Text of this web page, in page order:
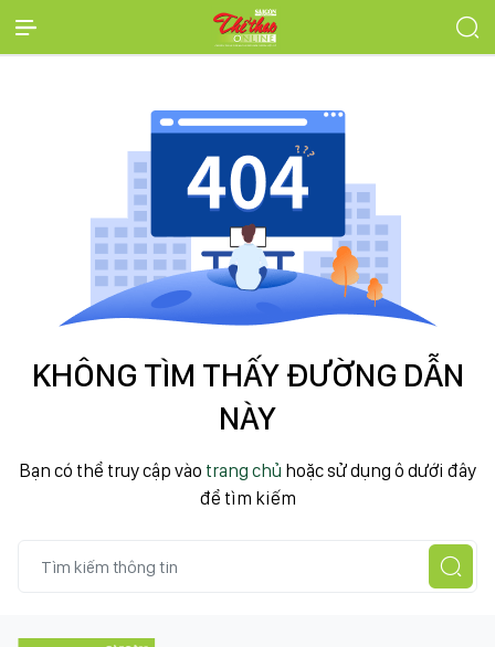
KHÔNG TÌM THẤY ĐƯỜNG DẪN
NÀY
Bạn có thể truy cập vào trang chủ hoặc sử dụng ô dưới đây
để tìm kiếm